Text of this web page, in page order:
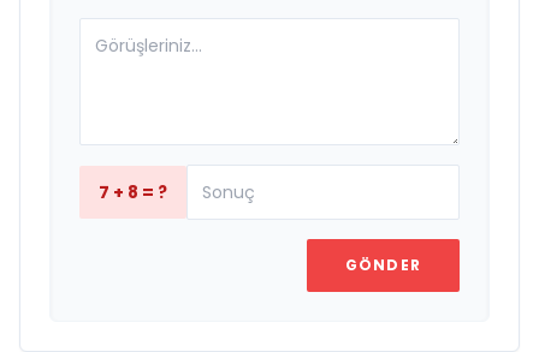
7 + 8 = ?
GÖNDER